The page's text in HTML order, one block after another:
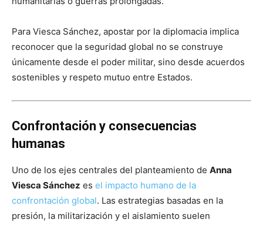
Para Viesca Sánchez, apostar por la diplomacia implica
reconocer que la seguridad global no se construye
únicamente desde el poder militar, sino desde acuerdos
sostenibles y respeto mutuo entre Estados.
Confrontación y consecuencias
humanas
Uno de los ejes centrales del planteamiento de Anna
Viesca Sánchez es el impacto humano de la
confrontación global. Las estrategias basadas en la
presión, la militarización y el aislamiento suelen